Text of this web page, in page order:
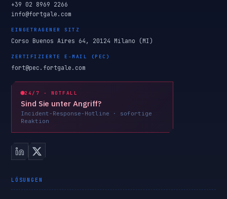
+39 02 8969 2266
info@fortgale.com
EINGETRAGENER SITZ
Corso Buenos Aires 64, 20124 Milano (MI)
ZERTIFIZIERTE E-MAIL (PEC)
fort@pec.fortgale.com
24/7 · NOTFALL
Sind Sie unter Angriff?
Incident-Response-Hotline · sofortige
Reaktion
LÖSUNGEN